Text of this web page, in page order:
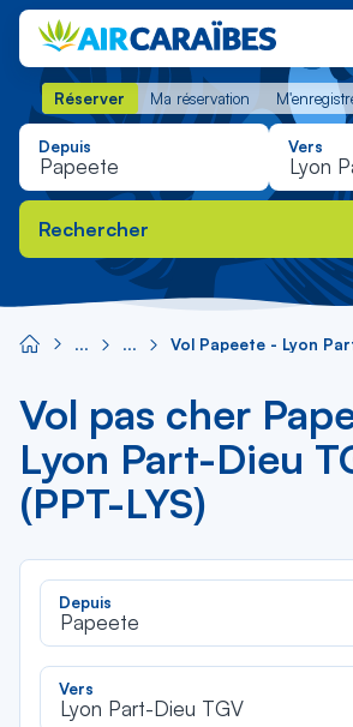
Réserver Ma réservation
Réserver Ma réservation
Depuis Vers
Rechercher
Vol Papeete - Lyon
Vol pas cher
Lyon Part-Dieu
(PPT-LYS)
Depuis
Papeete
Vers
Lyon Part-Dieu TGV